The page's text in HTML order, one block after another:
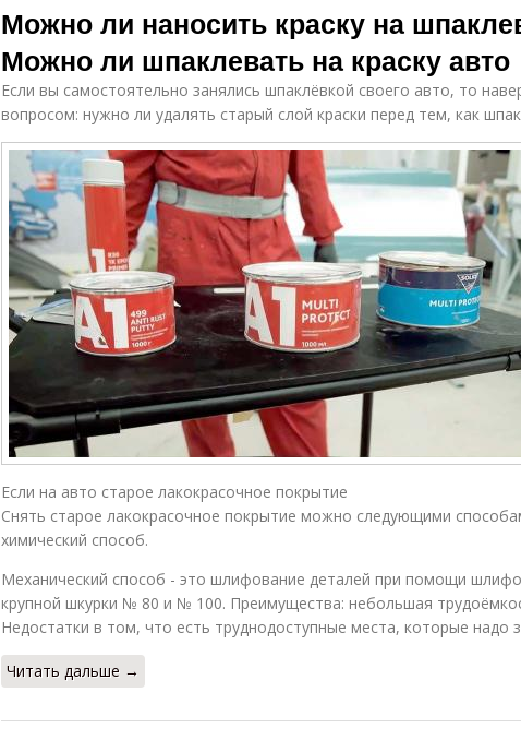
Можно ли наносить краску на
Можно ли шпаклевать на краску авто
Если вы самостоятельно занялись шпаклёвкой своего авто, то
вопросом: нужно ли удалять старый слой краски перед тем, как
Если на авто старое лакокрасочное покрытие
Снять старое лакокрасочное покрытие можно следующими
химический способ.
Механический способ - это шлифование деталей при помощи
крупной шкурки № 80 и № 100. Преимущества: небольшая
Недостатки в том, что есть труднодоступные места, которые надо
Читать дальше →